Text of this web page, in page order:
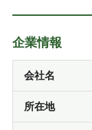
企業情報
会社名
所在地